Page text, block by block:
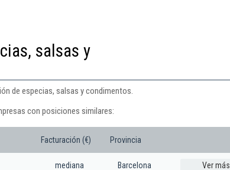
salsas y
de especias, salsas y condimentos.
con posiciones similares:
Facturación (€) Provincia
mediana Barcelona Ver más